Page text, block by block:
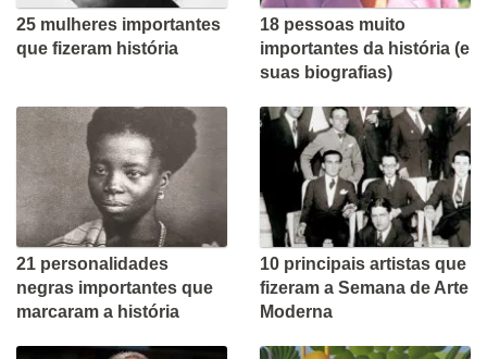
25 mulheres importantes
que fizeram história
18 pessoas muito
importantes da história (e
suas biografias)
21 personalidades
negras importantes que
marcaram a história
10 principais artistas que
fizeram a Semana de Arte
Moderna